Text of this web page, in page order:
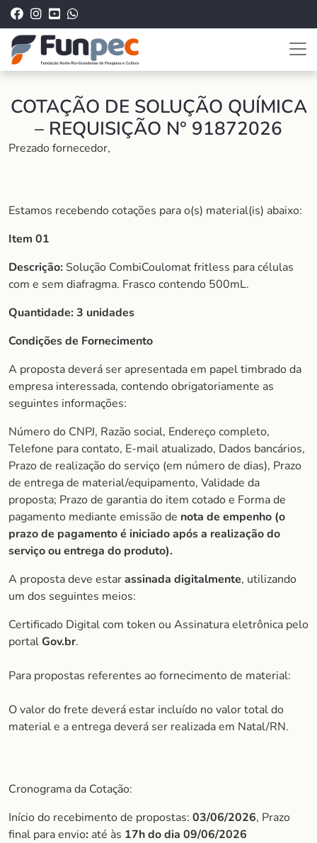
COTAÇÃO DE SOLUÇÃO QUÍMICA
– REQUISIÇÃO N° 91872026
Prezado fornecedor,
Estamos recebendo cotações para o(s) material(is) abaixo:
Item 01
Descrição: Solução CombiCoulomat fritless para células
com e sem diafragma. Frasco contendo 500mL.
Quantidade:3 unidades
Condições de Fornecimento
A proposta deverá ser apresentada em papel timbrado da
empresa interessada, contendo obrigatoriamente as
seguintes informações:
Número do CNPJ, Razão social, Endereço completo,
Telefone para contato, E-mail atualizado, Dados bancários,
Prazo de realização do serviço (em número de dias), Prazo
de entrega de material/equipamento, Validade da
proposta; Prazo de garantia do item cotado e Forma de
pagamento mediante emissão de nota de empenho (o
prazo de pagamento é iniciado após a realização do
serviço ou entrega do produto).
A proposta deve estarassinada digitalmente, utilizando
um dos seguintes meios:
Certificado Digital com token ou Assinatura eletrônica pelo
portalGov.br.
Para propostas referentes ao fornecimento de material:
O valor do frete deverá estar incluído no valor total do
material e a entrega deverá ser realizada em Natal/RN.
Cronograma da Cotação:
Início do recebimento de propostas: 03/06/2026, Prazo
final para envio: até às 17h do dia 09/06/2026